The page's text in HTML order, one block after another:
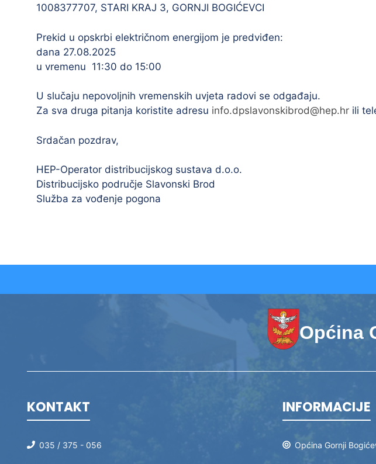
1008377707, STARI KRAJ 3, GORNJI BOGIĆEVCI
Prekid u opskrbi električnom energijom je predviđen:
dana 27.08.2025
u vremenu 11:30 do 15:00
U slučaju nepovoljnih vremenskih uvjeta radovi se odgađaju.
Za sva druga pitanja koristite adresu info.dpslavonskibrod@hep.hr ili
Srdačan pozdrav,
HEP-Operator distribucijskog sustava d.o.o.
Distribucijsko područje Slavonski Brod
Služba za vođenje pogona
Općina
KONTAKT
035 / 375 - 056
INFORMACIJE
Općina Gornji